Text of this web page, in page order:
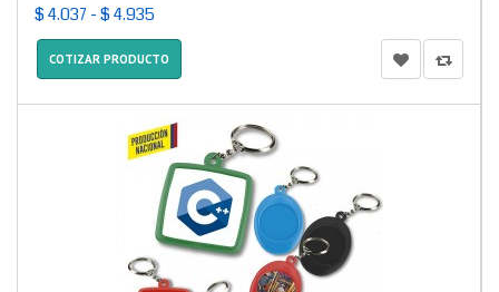
$ 4.037 - $ 4.935
COTIZAR PRODUCTO